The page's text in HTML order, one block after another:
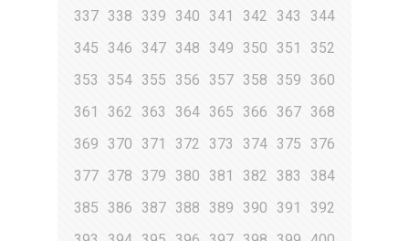
337 338 339 340 341 342 343
344
345
346 347 348 349 350 351
352
353
354 355 356 357 358 359 360
361
362 363 364 365 366 367 368
369
370 371 372 373 374 375 376
377 378 379 380 381 382 383
384
385
386 387 388 389 390 391
392